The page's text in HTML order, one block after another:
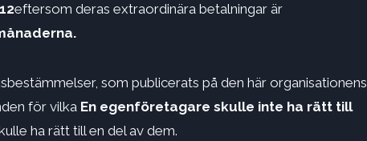
eftersom deras extraordinära betalningar är
som publicerats på den här organisationens
för vilka En egenföretagare skulle inte ha rätt till
ha rätt till en del av dem.